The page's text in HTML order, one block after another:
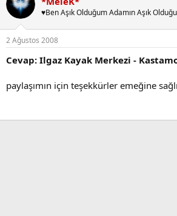
♥Ben Aşık Olduğum Adamın Aşık
2 Ağustos 2008
Cevap: Ilgaz Kayak Merkezi -
paylaşımın için teşekkürler emeğine